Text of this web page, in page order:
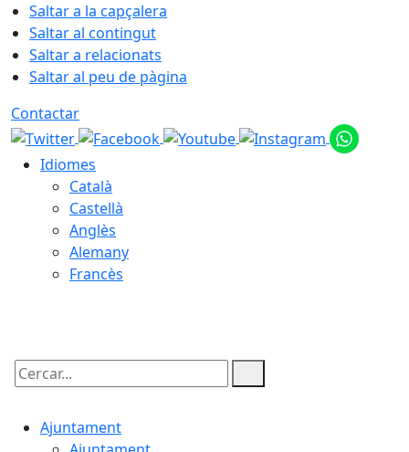
Saltar a la capçalera
Saltar al contingut
Saltar a relacionats
Saltar al peu de pàgina
Contactar
Idiomes
Català
Castellà
Anglès
Alemany
Francès
Cercar:
Ajuntament